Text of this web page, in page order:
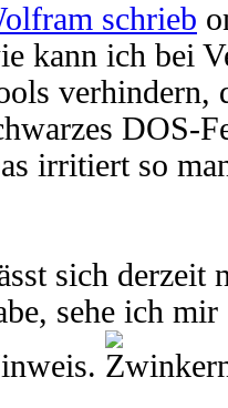
schrieb
kann ich bei
verhindern,
DOS-
irritiert so
sich derzeit
sehe ich